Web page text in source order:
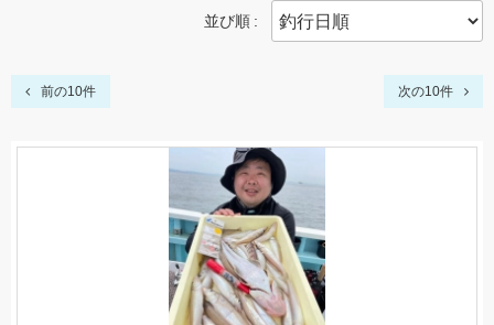
並び順
前の10件 次の10件